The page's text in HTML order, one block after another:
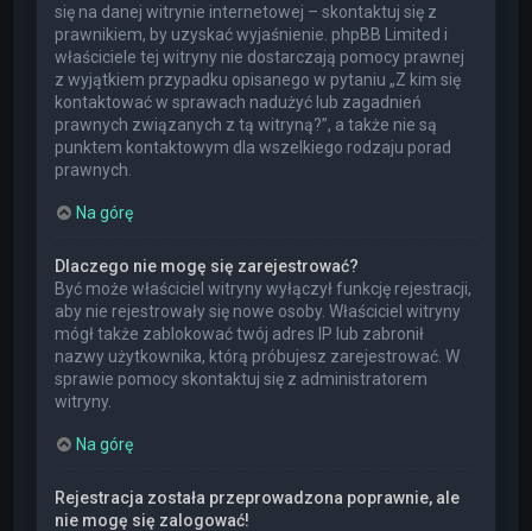
się na danej witrynie internetowej – skontaktuj się z
prawnikiem, by uzyskać wyjaśnienie. phpBB Limited i
właściciele tej witryny nie dostarczają pomocy prawnej
z wyjątkiem przypadku opisanego w pytaniu „Z kim się
kontaktować w sprawach nadużyć lub zagadnień
prawnych związanych z tą witryną?”, a także nie są
punktem kontaktowym dla wszelkiego rodzaju porad
prawnych.
Na górę
Dlaczego nie mogę się zarejestrować?
Być może właściciel witryny wyłączył funkcję rejestracji,
aby nie rejestrowały się nowe osoby. Właściciel witryny
mógł także zablokować twój adres IP lub zabronił
nazwy użytkownika, którą próbujesz zarejestrować. W
sprawie pomocy skontaktuj się z administratorem
witryny.
Na górę
Rejestracja została przeprowadzona poprawnie, ale
nie mogę się zalogować!